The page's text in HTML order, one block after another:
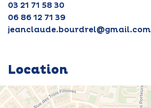
03 21 71 58 30
06 86 12 71 39
jeanclaude.bourdrel@gmail.com
Location